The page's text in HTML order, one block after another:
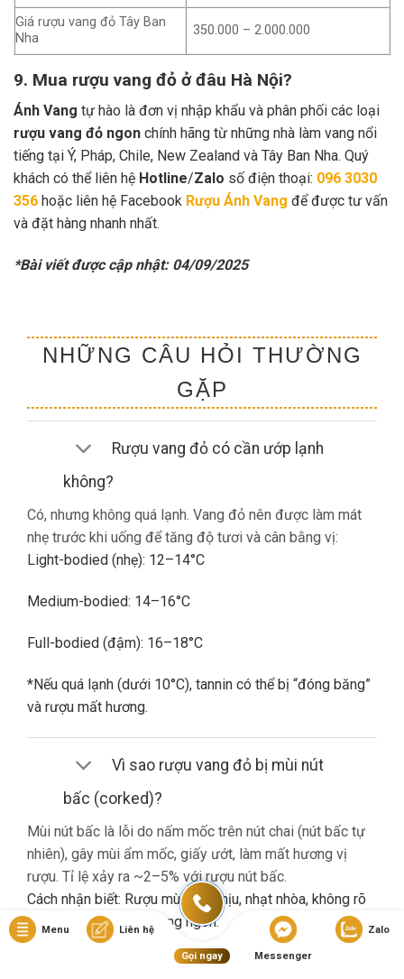
Giá rượu vang đỏ Tây Ban
Nha
350.000 – 2.000.000
9. Mua rượu vang đỏ ở đâu Hà Nội?
Ánh Vang tự hào là đơn vị nhập khẩu và phân phối các loại
rượu vang đỏ ngon chính hãng từ những nhà làm vang nổi
tiếng tại Ý, Pháp, Chile, New Zealand và Tây Ban Nha. Quý
khách có thể liên hệ Hotline/Zalo số điện thoại: 096 3030
356 hoặc liên hệ Facebook Rượu Ánh Vang để được tư vấn
và đặt hàng nhanh nhất.
*Bài viết được cập nhật: 04/09/2025
NHỮNG CÂU HỎI THƯỜNG
GẶP
Rượu vang đỏ có cần ướp lạnh
không?
Có, nhưng không quá lạnh. Vang đỏ nên được làm mát
nhẹ trước khi uống để tăng độ tươi và cân bằng vị:
Light-bodied (nhẹ): 12–14°C
Medium-bodied: 14–16°C
Full-bodied (đậm): 16–18°C
*Nếu quá lạnh (dưới 10°C), tannin có thể bị “đóng băng”
và rượu mất hương.
Vì sao rượu vang đỏ bị mùi nút
bấc (corked)?
Mùi nút bấc là lỗi do nấm mốc trên nút chai (nút bấc tự
nhiên), gây mùi ẩm mốc, giấy ướt, làm mất hương vị
rượu. Tỉ lệ xảy ra ~2–5% với rượu nút bấc.
Cách nhận biết: Rượu mùi khó chịu, nhạt nhòa, không rõ
hương trái cây dù là vang ngon.
Nếu gặp lỗi này, bạn nên liên hệ cửa hàng đổi trả (nếu có
Menu Liên hệ
Gọi ngay Messenger
Zalo